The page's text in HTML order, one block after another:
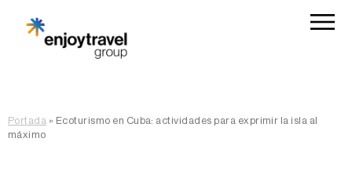
Portada » Ecoturismo en Cuba: actividades para exprimir la isla al
máximo